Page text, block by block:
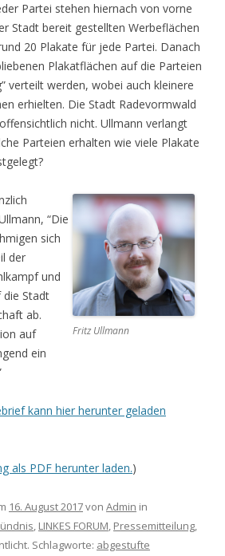
Partei stehen hiernach von vorne
Stadt bereit gestellten Werbeflächen
20 Plakate für jede Partei. Danach
Plakatflächen auf die Parteien
verteilt werden, wobei auch kleinere
erhielten. Die Stadt Radevormwald
nicht. Ullmann verlangt
Parteien erhalten wie viele Plakate
Fritz Ullmann
“Die
sich
der
und
die Stadt
ab.
auf
ein
kann hier herunter geladen
als PDF herunter laden.)
16. August 2017von Admin in
, LINKES FORUM, Pressemitteilung,
Schlagworte: abgestufte